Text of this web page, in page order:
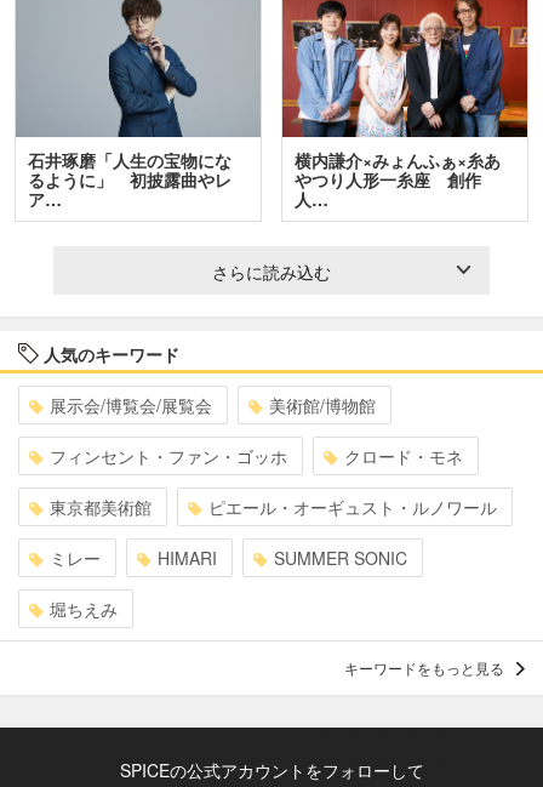
石井琢磨「人生の宝物にな
るように」 初披露曲やレ
ア…
横内謙介×みょんふぁ×糸あ
やつり人形一糸座 創作
人…
さらに読み込む
人気のキーワード
展示会/博覧会/展覧会 美術館/博物館
フィンセント・ファン・ゴッホ クロード・モネ
東京都美術館 ピエール・オーギュスト・ルノワール
ミレー HIMARI SUMMER SONIC
堀ちえみ
キーワードをもっと見る
SPICEの公式アカウントをフォローして